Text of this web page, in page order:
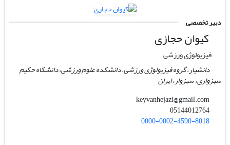
دبیر تخصصی
کیوان حجازی
فیزیولوژی ورزشی
دانشیار، گروه فیزیولوژی ورزشی، دانشکده علوم ورزشی، دانشگاه حکیم
سبزواری، سبزوار، ایران
keyvanhejazi@gmail.com
05144012764
0000-0002-4590-8018